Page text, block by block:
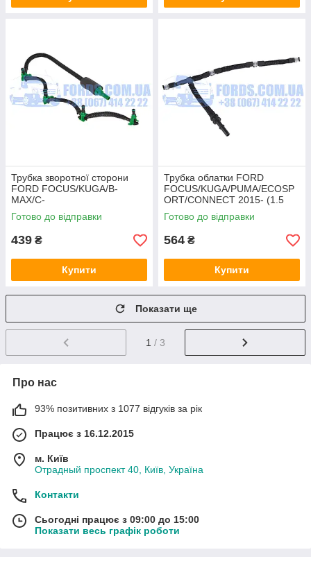
Трубка зворотної сторони
FORD FOCUS/KUGA/B-
MAX/C-
MAX/FIESTA/COURIER 2014-
2019 (1.5TDCI) ONKA
Готово до відправки
439 ₴
Купити
Трубка облатки FORD
FOCUS/KUGA/PUMA/ECOSP
ORT/CONNECT 2015- (1.5
ECOBLUE) IBRAS
Готово до відправки
564 ₴
Купити
Показати ще
1 / 3
Про нас
93% позитивних з 1077 відгуків за рік
Працює з 16.12.2015
м. Київ
Отрадный проспект 40, Київ, Україна
Контакти
Сьогодні працює з 09:00 до 15:00
Показати весь графік роботи